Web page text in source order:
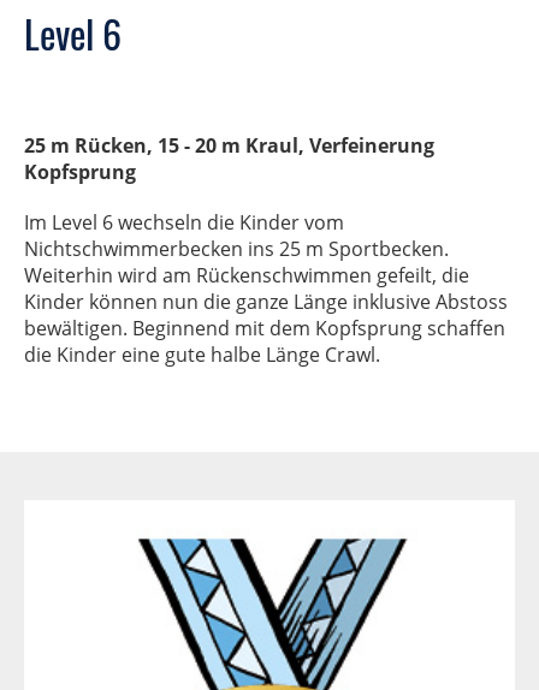
Level 6
25 m Rücken, 15 - 20 m Kraul, Verfeinerung
Kopfsprung
Im Level 6 wechseln die Kinder vom
Nichtschwimmerbecken ins 25 m Sportbecken.
Weiterhin wird am Rückenschwimmen gefeilt, die
Kinder können nun die ganze Länge inklusive Abstoss
bewältigen. Beginnend mit dem Kopfsprung schaffen
die Kinder eine gute halbe Länge Crawl.